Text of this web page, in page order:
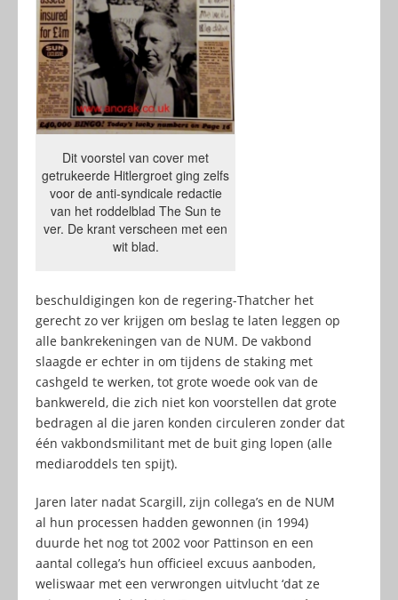
Dit voorstel van cover met
getrukeerde Hitlergroet ging zelfs
voor de anti-syndicale redactie
van het roddelblad The Sun te
ver. De krant verscheen met een
wit blad.
beschuldigingen kon de regering-Thatcher het
gerecht zo ver krijgen om beslag te laten leggen op
alle bankrekeningen van de NUM. De vakbond
slaagde er echter in om tijdens de staking met
cashgeld te werken, tot grote woede ook van de
bankwereld, die zich niet kon voorstellen dat grote
bedragen al die jaren konden circuleren zonder dat
één vakbondsmilitant met de buit ging lopen (alle
mediaroddels ten spijt).
Jaren later nadat Scargill, zijn collega’s en de NUM
al hun processen hadden gewonnen (in 1994)
duurde het nog tot 2002 voor Pattinson en een
aantal collega’s hun officieel excuus aanboden,
weliswaar met een verwrongen uitvlucht ‘dat ze